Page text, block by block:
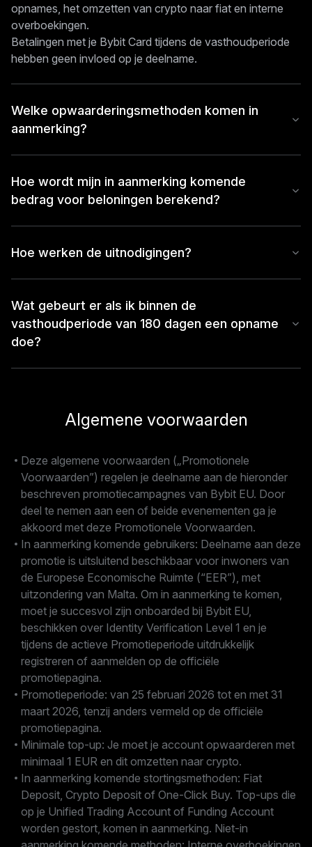
opnames, het omzetten van crypto naar fiat en interne
overboekingen.
Betalingen met je Bybit Card tijdens de vasthoudperiode
hebben geen invloed op je deelname.
Welke opwaarderingsmethoden komen in
aanmerking?
Hoe wordt mijn in aanmerking komende
bedrag voor beloningen berekend?
Hoe werken de uitnodigingen?
Wat gebeurt er als ik binnen de
vasthoudperiode van 180 dagen een opname
doe?
Algemene voorwaarden
Deze algemene voorwaarden („Promotionele
Voorwaarden”) regelen je deelname aan de hieronder
beschreven promotiecampagnes van Bybit EU. Door
deel te nemen aan een of beide evenementen ga je
akkoord met deze Promotionele Voorwaarden.
In aanmerking komende gebruikers: Deelname aan deze
promotie is uitsluitend beschikbaar voor inwoners van
de Europese Economische Ruimte (“EER”), met
uitzondering van Malta. Om in aanmerking te komen,
moet je succesvol zijn onboarded bij Bybit EU,
beschikken over Identity Verification Level 1 en je
tijdens de actieve Promotieperiode uitdrukkelijk
registreren of aanmelden op de officiële
promotiepagina.
Promotieperiode: van 25 februari 2026 tot en met 31
maart 2026, tenzij anders vermeld op de officiële
promotiepagina.
Minimale top-up: Je moet je account opwaarderen met
minimaal 1 EUR en dit omzetten naar crypto.
In aanmerking komende stortingsmethoden: Fiat
Deposit, Crypto Deposit of One-Click Buy. Top-ups die
op je Unified Trading Account of Funding Account
worden gestort, komen in aanmerking. Niet-in